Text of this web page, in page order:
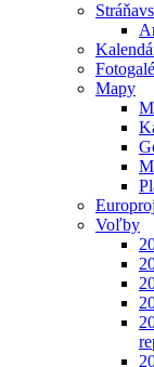
Mapy
Voľby